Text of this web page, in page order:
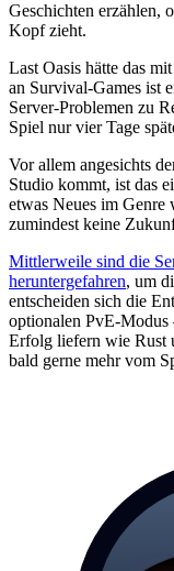
Geschichten erzählen,
Kopf zieht.
Last Oasis hätte das
an Survival-Games ist
Server-Problemen zu
Spiel nur vier Tage
Vor allem angesichts
Studio kommt, ist das
etwas Neues im Genre
zumindest keine
Mittlerweile sind die
heruntergefahren, um
entscheiden sich die
optionalen PvE-Modus
Erfolg liefern wie Rust
bald gerne mehr vom